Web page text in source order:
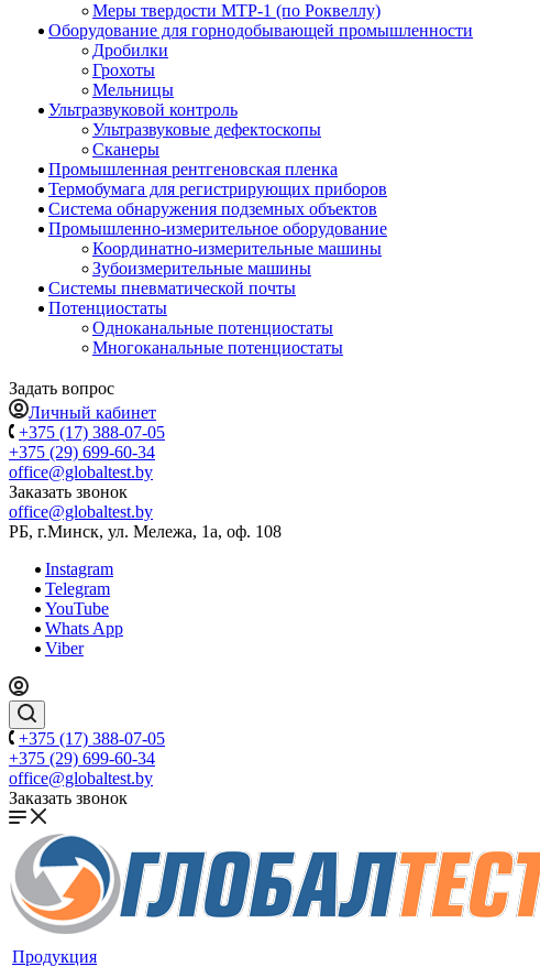
Меры твердости МТР-1 (по Роквеллу)
Оборудование для горнодобывающей промышленности
Дробилки
Грохоты
Мельницы
Ультразвуковой контроль
Ультразвуковые дефектоскопы
Сканеры
Промышленная рентгеновская пленка
Термобумага для регистрирующих приборов
Система обнаружения подземных объектов
Промышленно-измерительное оборудование
Координатно-измерительные машины
Зубоизмерительные машины
Системы пневматической почты
Потенциостаты
Одноканальные потенциостаты
Многоканальные потенциостаты
Задать вопрос
Личный кабинет
+375 (17) 388-07-05
+375 (29) 699-60-34
office@globaltest.by
Заказать звонок
office@globaltest.by
РБ, г.Минск, ул. Мележа, 1а, оф. 108
Instagram
Telegram
YouTube
Whats App
Viber
+375 (17) 388-07-05
+375 (29) 699-60-34
office@globaltest.by
Заказать звонок
Продукция